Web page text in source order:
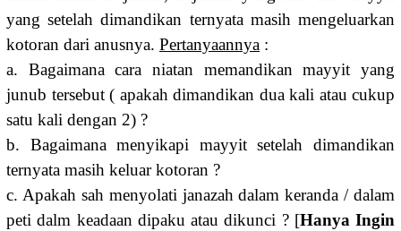
yang setelah dimandikan ternyata masih mengeluarkan
kotoran dari anusnya. Pertanyaannya :
a. Bagaimana cara niatan memandikan mayyit yang
junub tersebut ( apakah dimandikan dua kali atau cukup
satu kali dengan 2) ?
b. Bagaimana menyikapi mayyit setelah dimandikan
ternyata masih keluar kotoran ?
c. Apakah sah menyolati janazah dalam keranda / dalam
peti dalm keadaan dipaku atau dikunci ? [Hanya Ingin